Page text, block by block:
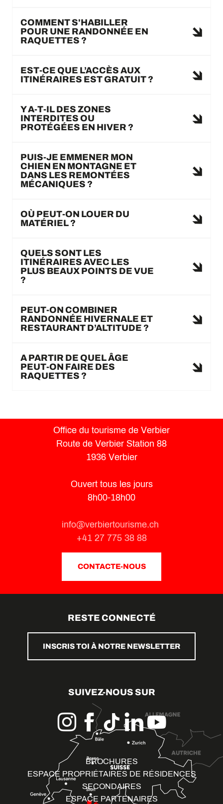
COMMENT S'HABILLER
POUR UNE RANDONNÉE EN
RAQUETTES ?
EST-CE QUE L’ACCÈS AUX
ITINÉRAIRES EST GRATUIT ?
Y A-T-IL DES ZONES
INTERDITES OU
PROTÉGÉES EN HIVER ?
PUIS-JE EMMENER MON
CHIEN EN MONTAGNE ET
DANS LES REMONTÉES
MÉCANIQUES ?
OÙ PEUT-ON LOUER DU
MATÉRIEL ?
QUELS SONT LES
ITINÉRAIRES AVEC LES
PLUS BEAUX POINTS DE VUE
?
PEUT-ON COMBINER
RANDONNÉE HIVERNALE ET
RESTAURANT D’ALTITUDE ?
A PARTIR DE QUEL ÂGE
PEUT-ON FAIRE DES
RAQUETTES ?
Office du tourisme de Verbier
Route de Verbier Station 88
1936 Verbier
Ouvert tous les jours
8h00-18h00
info@verbiertourisme.ch
+41 27 775 38 88
CONTACTE-NOUS
RESTE CONNECTÉ
INSCRIS TOI À NOTRE NEWSLETTER
SUIVEZ-NOUS SUR
BROCHURES
ESPACE PROPRIÉTAIRES DE RÉSIDENCES
SECONDAIRES
ESPACE PARTENAIRES